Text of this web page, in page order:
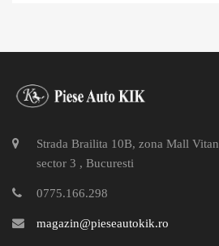
Strada Brailita 10B, zona Mall Vitan
sector 3 , Bucuresti
0775.166.298
magazin@pieseautokik.ro